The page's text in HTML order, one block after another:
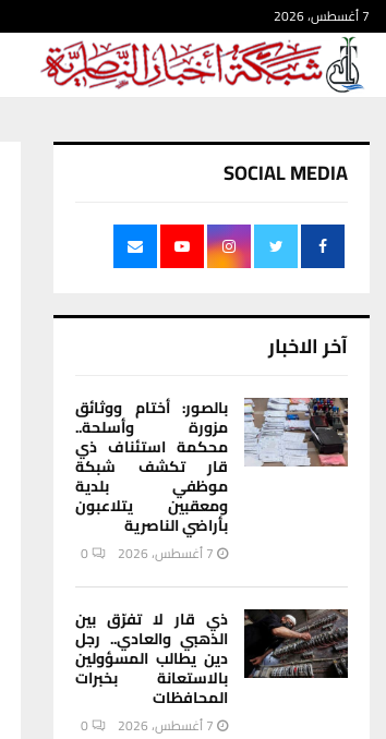
7 أغسطس، 2026
SOCIAL MEDIA
آخر الاخبار
بالصور: أختام ووثائق
مزورة وأسلحة..
محكمة استئناف ذي
قار تكشف شبكة
موظفي بلدية
ومعقبين يتلاعبون
بأراضي الناصرية
7 أغسطس، 2026 0
ذي قار لا تفرّق بين
الذهبي والعادي.. رجل
دين يطالب المسؤولين
بالاستعانة بخبرات
المحافظات
7 أغسطس، 2026 0